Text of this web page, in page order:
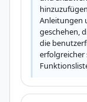
Anleitungen
geschehen,
die
erfolgreicher